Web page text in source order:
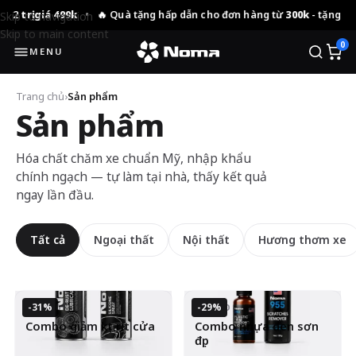
trị giá 499k • 🔥 Quà tặng hấp dẫn cho đơn hàng từ300k- tặng 01
MENU
0
Trang chủ›Sản phẩm
Sản phẩm
Hóa chất chăm xe chuẩn Mỹ, nhập khẩu
chính ngạch — tự làm tại nhà, thấy kết quả
ngay lần đầu.
Tất cả Ngoại thất Nội thất Hương thơm xe
-31%
COMBO
Combo giảm kẹt rít cửa
-29%
COMBO
Combo nhựa đen sơn
đẹp
Skip to navigation
Skip to main content